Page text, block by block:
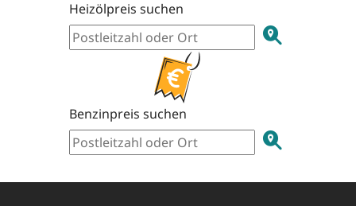
Heizölpreis suchen
Benzinpreis suchen